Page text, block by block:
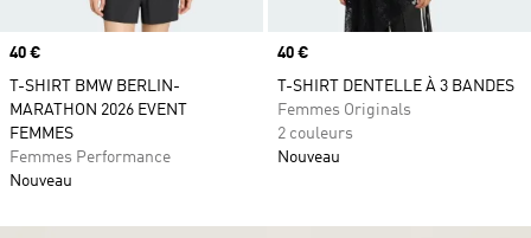
Prix
40 €
T-SHIRT BMW BERLIN-
MARATHON 2026 EVENT
FEMMES
Femmes Performance
Nouveau
Prix
40 €
T-SHIRT DENTELLE À 3 BANDES
Femmes Originals
2 couleurs
Nouveau